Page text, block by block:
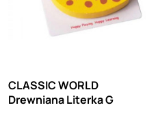
CLASSIC WORLD
Drewniana Literka G